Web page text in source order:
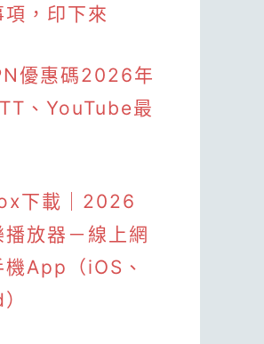
項，印下來
優惠碼2026年
、YouTube最
下載｜2026
播放器－線上網
機App（iOS、